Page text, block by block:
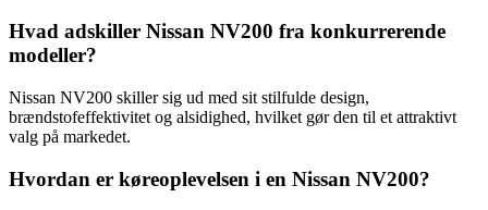
Hvad adskiller Nissan NV200 fra konkurrerende
modeller?
Nissan NV200 skiller sig ud med sit stilfulde design,
brændstofeffektivitet og alsidighed, hvilket gør den til et attraktivt
valg på markedet.
Hvordan er køreoplevelsen i en Nissan NV200?